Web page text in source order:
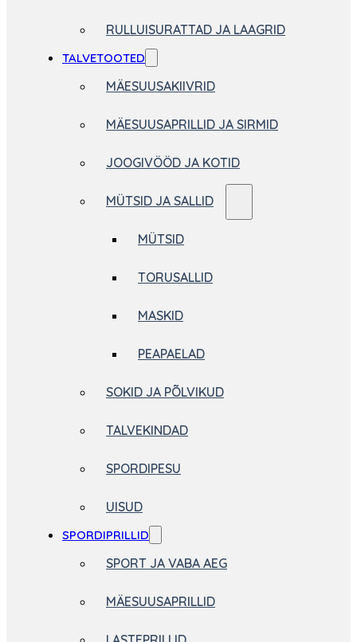
RULLUISURATTAD JA LAAGRID
TALVETOOTED
MÄESUUSAKIIVRID
MÄESUUSAPRILLID JA SIRMID
JOOGIVÖÖD JA KOTID
MÜTSID JA SALLID
MÜTSID
TORUSALLID
MASKID
PEAPAELAD
SOKID JA PÕLVIKUD
TALVEKINDAD
SPORDIPESU
UISUD
SPORDIPRILLID
SPORT JA VABA AEG
MÄESUUSAPRILLID